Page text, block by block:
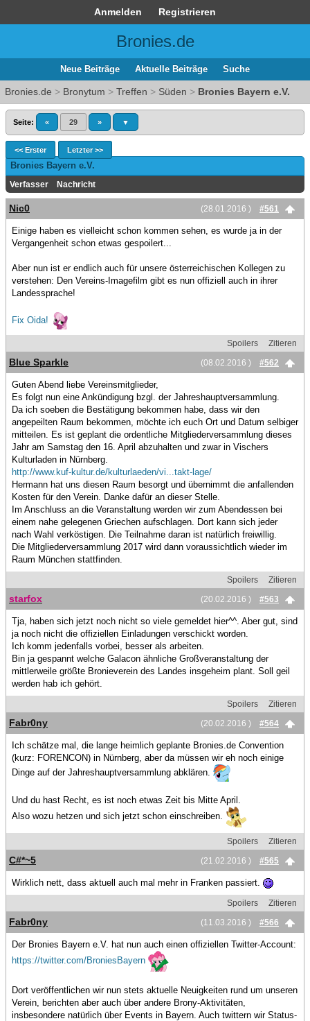
Anmelden Registrieren
Bronies.de
Neue Beiträge Aktuelle Beiträge Suche
Bronies.de > Bronytum > Treffen > Süden > Bronies Bayern e.V.
Seite: « 29 » ▼
<< Erster Letzter >>
Bronies Bayern e.V.
Verfasser Nachricht
(28.01.2016 ) #561
Nic0
Einige haben es vielleicht schon kommen sehen, es wurde ja in der
Vergangenheit schon etwas gespoilert...
Aber nun ist er endlich auch für unsere österreichischen Kollegen zu
verstehen: Den Vereins-Imagefilm gibt es nun offiziell auch in ihrer
Landessprache!
Fix Oida!
Spoilers
Zitieren
(08.02.2016 )
#562
Blue Sparkle
Guten Abend liebe Vereinsmitglieder,
Es folgt nun eine Ankündigung bzgl. der Jahreshauptversammlung.
Da ich soeben die Bestätigung bekommen habe, dass wir den
angepeilten Raum bekommen, möchte ich euch Ort und Datum selbiger
mitteilen. Es ist geplant die ordentliche Mitgliederversammlung dieses
Jahr am Samstag den 16. April abzuhalten und zwar in Vischers
Kulturladen in Nürnberg.
http://www.kuf-kultur.de/kulturlaeden/vi...takt-lage/
Hermann hat uns diesen Raum besorgt und übernimmt die anfallenden
Kosten für den Verein. Danke dafür an dieser Stelle.
Im Anschluss an die Veranstaltung werden wir zum Abendessen bei
einem nahe gelegenen Griechen aufschlagen. Dort kann sich jeder
nach Wahl verköstigen. Die Teilnahme daran ist natürlich freiwillig.
Die Mitgliederversammlung 2017 wird dann voraussichtlich wieder im
Raum München stattfinden.
Spoilers
Zitieren
(20.02.2016 )
#563
starfox
Tja, haben sich jetzt noch nicht so viele gemeldet hier^^. Aber gut, sind
ja noch nicht die offiziellen Einladungen verschickt worden.
Ich komm jedenfalls vorbei, besser als arbeiten.
Bin ja gespannt welche Galacon ähnliche Großveranstaltung der
mittlerweile größte Bronieverein des Landes insgeheim plant. Soll geil
werden hab ich gehört.
Spoilers
Zitieren
(20.02.2016 )
#564
Fabr0ny
Ich schätze mal, die lange heimlich geplante Bronies.de Convention
(kurz: FORENCON) in Nürnberg, aber da müssen wir eh noch einige
Dinge auf der Jahreshauptversammlung abklären.
Und du hast Recht, es ist noch etwas Zeit bis Mitte April.
Also wozu hetzen und sich jetzt schon einschreiben.
Spoilers
Zitieren
(21.02.2016 )
#565
C#*~5
Wirklich nett, dass aktuell auch mal mehr in Franken passiert.
Spoilers
Zitieren
(11.03.2016 )
#566
Fabr0ny
Der Bronies Bayern e.V. hat nun auch einen offiziellen Twitter-Account:
https://twitter.com/BroniesBayern
Dort veröffentlichen wir nun stets aktuelle Neuigkeiten rund um unseren
Verein, berichten aber auch über andere Brony-Aktivitäten,
insbesondere natürlich über Events in Bayern. Auch twittern wir Status-